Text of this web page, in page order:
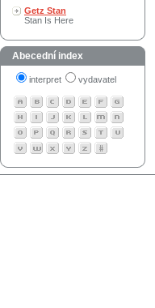
Getz Stan
Stan Is Here
Abecední index
interpret vydavatel